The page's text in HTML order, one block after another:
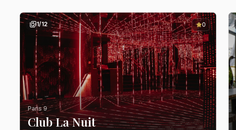
1/12 0
Paris 9
Club La Nuit